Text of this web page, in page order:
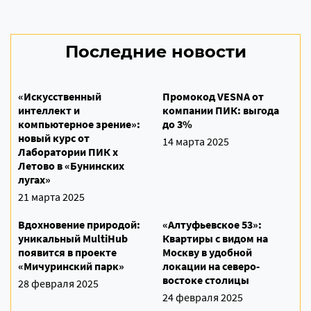
Последние новости
«Искусственный
интеллект и
компьютерное зрение»:
новый курс от
Лаборатории ПИК х
Летово в «Бунинских
лугах»
21 марта 2025
Промокод VESNA от
компании ПИК: выгода
до 3%
14 марта 2025
Вдохновение природой:
уникальный MultiHub
появится в проекте
«Мичуринский парк»
28 февраля 2025
«Алтуфьевское 53»:
Квартиры с видом на
Москву в удобной
локации на северо-
востоке столицы
24 февраля 2025